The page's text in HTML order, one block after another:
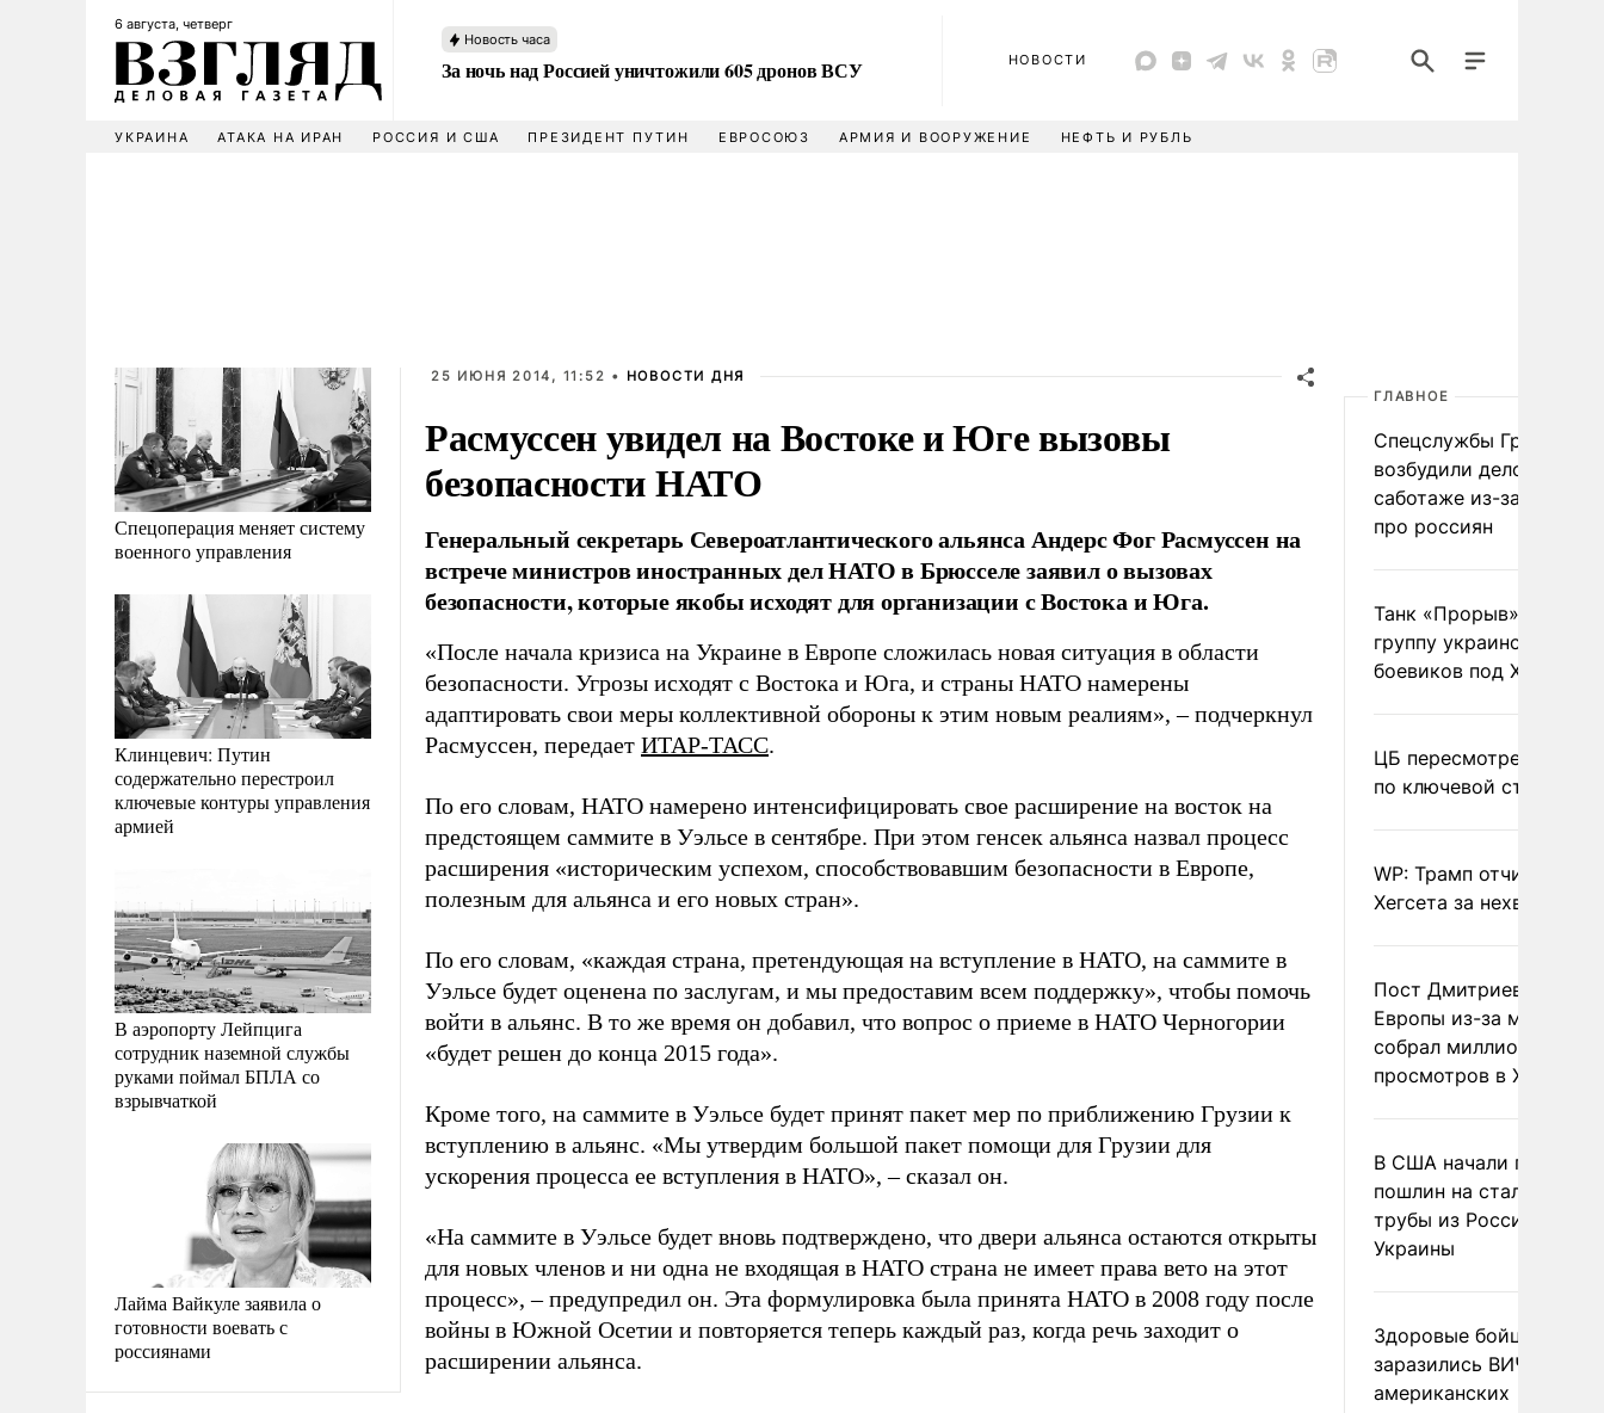
6 августа, четверг
Новость часа
За ночь над Россией уничтожили 605 дронов ВСУ НОВОСТИ
УКРАИНА АТАКА НА ИРАН РОССИЯ И США ПРЕЗИДЕНТ ПУТИН ЕВРОСОЮЗ АРМИЯ И ВООРУЖЕНИЕ НЕФТЬ И РУБЛЬ
Спецоперация меняет систему
военного управления
Клинцевич: Путин
содержательно перестроил
ключевые контуры управления
армией
В аэропорту Лейпцига
сотрудник наземной службы
руками поймал БПЛА со
взрывчаткой
Лайма Вайкуле заявила о
готовности воевать с
россиянами
25 ИЮНЯ 2014, 11:52 • НОВОСТИ ДНЯ
Расмуссен увидел на Востоке и Юге вызовы
безопасности НАТО
Генеральный секретарь Североатлантического альянса Андерс Фог Расмуссен на
встрече министров иностранных дел НАТО в Брюсселе заявил о вызовах
безопасности, которые якобы исходят для организации с Востока и Юга.
«После начала кризиса на Украине в Европе сложилась новая ситуация в области
безопасности. Угрозы исходят с Востока и Юга, и страны НАТО намерены
адаптировать свои меры коллективной обороны к этим новым реалиям»,–подчеркнул
Расмуссен, передает ИТАР-ТАСС.
По его словам, НАТО намерено интенсифицировать свое расширение на восток на
предстоящем саммите в Уэльсе в сентябре. При этом генсек альянса назвал процесс
расширения «историческим успехом, способствовавшим безопасности в Европе,
полезным для альянса и его новых стран».
По его словам, «каждая страна, претендующая на вступление в НАТО, на саммите в
Уэльсе будет оценена по заслугам, и мы предоставим всем поддержку», чтобы помочь
войти в альянс. В то же время он добавил, что вопрос о приеме в НАТО Черногории
«будет решен до конца 2015 года».
Кроме того, на саммите в Уэльсе будет принят пакет мер по приближению Грузии к
вступлению в альянс. «Мы утвердим большой пакет помощи для Грузии для
ускорения процесса ее вступления в НАТО»,–сказал он.
«На саммите в Уэльсе будет вновь подтверждено, что двери альянса остаются открыты
для новых членов и ни одна не входящая в НАТО страна не имеет права вето на этот
процесс»,–предупредил он. Эта формулировка была принята НАТО в 2008 году после
войны в Южной Осетии и повторяется теперь каждый раз, когда речь заходит о
расширении альянса.
ГЛАВНОЕ
Спецслужбы Грузии
возбудили дело о
саботаже из-за фейков
про россиян
Танк «Прорыв»
группу украинских
боевиков под
ЦБ пересмотрел
по ключевой ставке
WP: Трамп отчитал
Хегсета за нехватку
Пост Дмитриева о
Европы из-за
собрал миллион
просмотров в X
В США начали
пошлин на стальные
трубы из России и с
Украины
Здоровые бойцы ВСУ
заразились ВИЧ после
американских